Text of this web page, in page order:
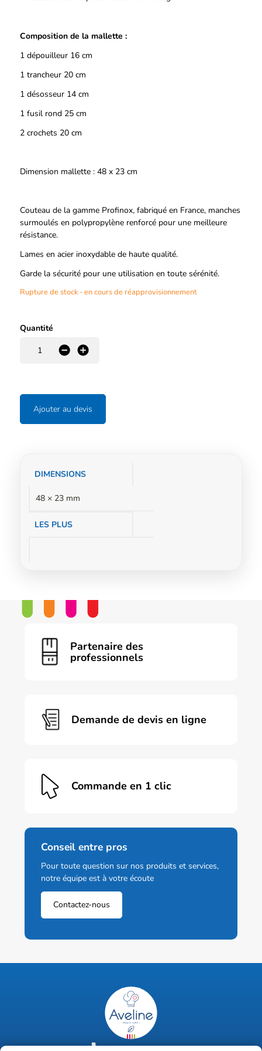
Composition de la mallette :
1 dépouilleur 16 cm
1 trancheur 20 cm
1 désosseur 14 cm
1 fusil rond 25 cm
2 crochets 20 cm
Dimension mallette : 48 x 23 cm
Couteau de la gamme Profinox, fabriqué en France, manches
surmoulés en polypropylène renforcé pour une meilleure
résistance.
Lames en acier inoxydable de haute qualité.
Garde la sécurité pour une utilisation en toute sérénité.
Rupture de stock - en cours de réapprovisionnement
Quantité
+
-
Ajouter au devis
Informations
DIMENSIONS
48 × 23 mm
LES PLUS
Partenaire des
professionnels
Demande de devis en ligne
Commande en 1 clic
Conseil entre pros
Pour toute question sur nos produits et services,
notre équipe est à votre écoute
Contactez-nous